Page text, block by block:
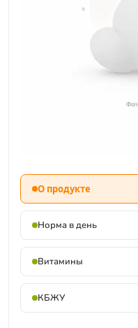
О продукте
Норма в день
Витамины
КБЖУ